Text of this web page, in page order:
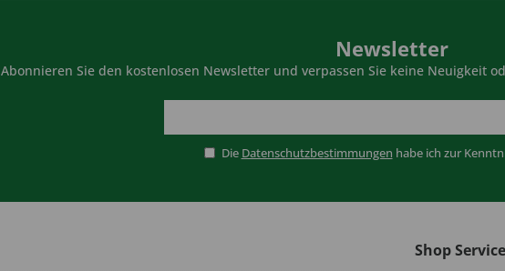
Newsletter
Abonnieren Sie den kostenlosen Newsletter und verpassen Sie keine Neuigkeit
Die Datenschutzbestimmungen habe ich zur
Shop Service